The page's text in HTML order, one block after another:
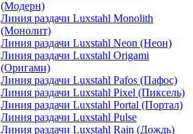
(Модерн)
Линия раздачи Luxstahl Monolith
(Монолит)
Линия раздачи Luxstahl Neon (Неон)
Линия раздачи Luxstahl Origami
(Оригами)
Линия раздачи Luxstahl Pafos (Пафос)
Линия раздачи Luxstahl Pixel (Пиксель)
Линия раздачи Luxstahl Portal (Портал)
Линия раздачи Luxstahl Pulse
Линия раздачи Luxstahl Rain (Дождь)